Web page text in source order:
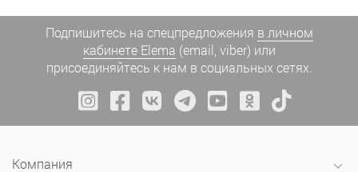
Подпишитесь на спецпредложения в личном
кабинете Elema (email, viber) или
присоединяйтесь к нам в социальных сетях.
Компания